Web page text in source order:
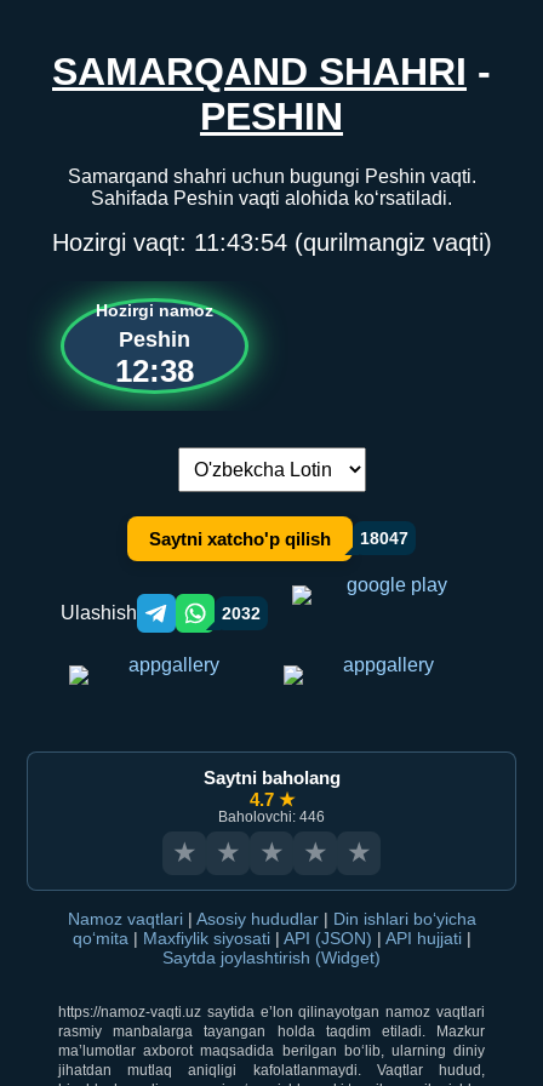
SAMARQAND SHAHRI -
PESHIN
Samarqand shahri uchun bugungi Peshin vaqti.
Sahifada Peshin vaqti alohida ko‘rsatiladi.
Hozirgi vaqt: 11:43:54(qurilmangiz vaqti)
Hozirgi namoz
Peshin
12:38
Tilni almashtirish:
Saytni xatcho'p qilish 18047
Ulashish Telegram orqali ulashish
WhatsApp orqali ulashish
2032
Saytni baholang
4.7 ★
Baholovchi: 446
★ ★ ★ ★ ★
Namoz vaqtlari | Asosiy hududlar | Din ishlari bo‘yicha
qo‘mita | Maxfiylik siyosati | API (JSON) | API hujjati |
Saytda joylashtirish (Widget)
https://namoz-vaqti.uz saytida e’lon qilinayotgan namoz vaqtlari
rasmiy manbalarga tayangan holda taqdim etiladi. Mazkur
ma’lumotlar axborot maqsadida berilgan bo‘lib, ularning diniy
jihatdan mutlaq aniqligi kafolatlanmaydi. Vaqtlar hudud,